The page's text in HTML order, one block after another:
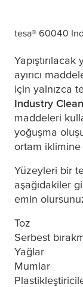
tesa® 60040
ayırıcı
için yalnızca
Industry
maddeleri
yoğuşma
ortam
Yüzeyleri bir
aşağıdakiler
emin
Toz
Serbest
Yağlar
Mumlar